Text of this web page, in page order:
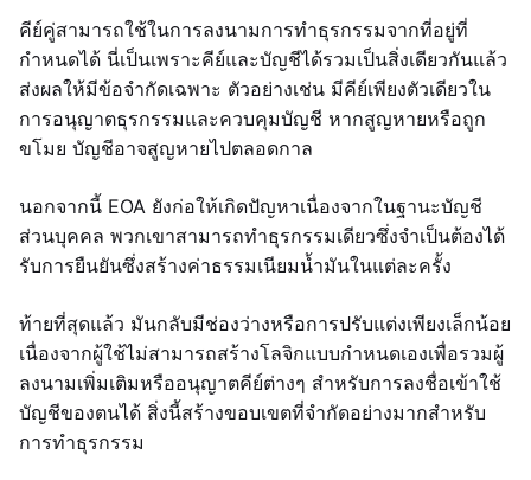
คีย์คู่สามารถใช้ในการลงนามการทำธุรกรรมจากที่อยู่ที่
กำหนดได้ นี่เป็นเพราะคีย์และบัญชีได้รวมเป็นสิ่งเดียวกันแล้ว
ส่งผลให้มีข้อจำกัดเฉพาะ ตัวอย่างเช่น มีคีย์เพียงตัวเดียวใน
การอนุญาตธุรกรรมและควบคุมบัญชี หากสูญหายหรือถูก
ขโมย บัญชีอาจสูญหายไปตลอดกาล
นอกจากนี้ EOA ยังก่อให้เกิดปัญหาเนื่องจากในฐานะบัญชี
ส่วนบุคคล พวกเขาสามารถทำธุรกรรมเดียวซึ่งจำเป็นต้องได้
รับการยืนยันซึ่งสร้างค่าธรรมเนียมน้ำมันในแต่ละครั้ง
ท้ายที่สุดแล้ว มันกลับมีช่องว่างหรือการปรับแต่งเพียงเล็กน้อย
เนื่องจากผู้ใช้ไม่สามารถสร้างโลจิกแบบกำหนดเองเพื่อรวมผู้
ลงนามเพิ่มเติมหรืออนุญาตคีย์ต่างๆ สำหรับการลงชื่อเข้าใช้
บัญชีของตนได้ สิ่งนี้สร้างขอบเขตที่จำกัดอย่างมากสำหรับ
การทำธุรกรรม